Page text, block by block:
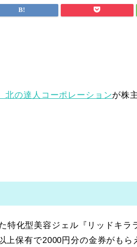
北の達人コーポレーションが株
特化型美容ジェル『リッドキラ
上保有で2000円分の金券がもら